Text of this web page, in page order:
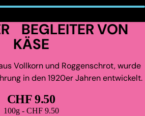
BEGLEITER VON
KÄSE
Vollkorn und Roggenschrot, wurde
in den 1920er Jahren entwickelt.
CHF 9.50
Grundpreis
100g - CHF 9.50